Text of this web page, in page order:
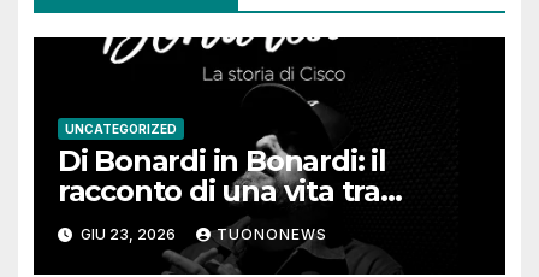
UNCATEGORIZED
Di Bonardi in Bonardi: il
racconto di una vita tra
memoria, musica e identità
GIU 23, 2026 TUONONEWS